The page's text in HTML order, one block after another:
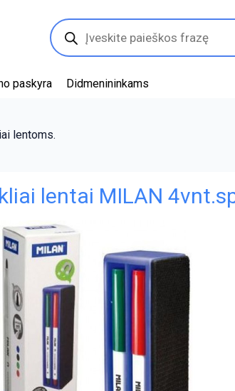
Products
search
paskyra Didmenininkams
lentoms.
lentai MILAN